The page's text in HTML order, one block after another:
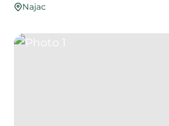
Najac
Photo 1